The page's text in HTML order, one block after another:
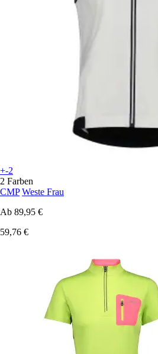
+-2
2 Farben
CMP Weste Frau
Ab 89,95 €
59,76 €